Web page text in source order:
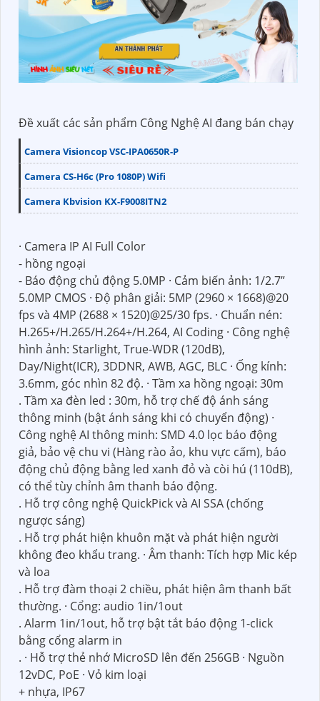
Đề xuất các sản phẩm Công Nghệ AI đang bán chạy
Camera Visioncop VSC-IPA0650R-P
Camera CS-H6c (Pro 1080P) Wifi
Camera Kbvision KX-F9008ITN2
· Camera IP AI Full Color
- hồng ngoại
- Báo động chủ động 5.0MP · Cảm biến ảnh: 1/2.7”
5.0MP CMOS · Độ phân giải: 5MP (2960 × 1668)@20
fps và 4MP (2688 × 1520)@25/30 fps. · Chuẩn nén:
H.265+/H.265/H.264+/H.264, AI Coding · Công nghệ
hình ảnh: Starlight, True-WDR (120dB),
Day/Night(ICR), 3DDNR, AWB, AGC, BLC · Ống kính:
3.6mm, góc nhìn 82 độ. · Tầm xa hồng ngoại: 30m
. Tầm xa đèn led : 30m, hỗ trợ chế độ ánh sáng
thông minh (bật ánh sáng khi có chuyển động) ·
Công nghệ AI thông minh: SMD 4.0 lọc báo động
giả, bảo vệ chu vi (Hàng rào ảo, khu vực cấm), báo
động chủ động bằng led xanh đỏ và còi hú (110dB),
có thể tùy chỉnh âm thanh báo động.
. Hỗ trợ công nghệ QuickPick và AI SSA (chống
ngược sáng)
. Hỗ trợ phát hiện khuôn mặt và phát hiện người
không đeo khẩu trang. · Âm thanh: Tích hợp Mic kép
và loa
. Hỗ trợ đàm thoại 2 chiều, phát hiện âm thanh bất
thường. · Cổng: audio 1in/1out
. Alarm 1in/1out, hỗ trợ bật tắt báo động 1-click
bằng cổng alarm in
. · Hỗ trợ thẻ nhớ MicroSD lên đến 256GB · Nguồn
12vDC, PoE · Vỏ kim loại
+ nhựa, IP67